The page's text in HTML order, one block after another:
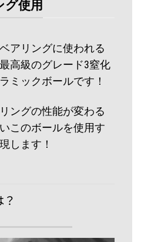
グ使用
アリングに使われる
高級のグレード3窒化
ミックボールです！
ングの性能が変わる
このボールを使用す
します！